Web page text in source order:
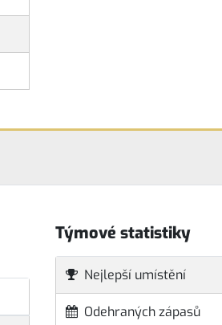
Týmové statistiky
Nejlepší umístění
Odehraných zápasů